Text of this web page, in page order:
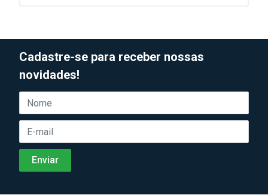
Cadastre-se para receber nossas
novidades!